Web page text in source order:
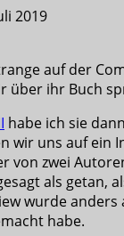
2019
auf der
über ihr Buch
habe ich sie
wir uns auf ein
von zwei
als getan,
wurde anders
habe.